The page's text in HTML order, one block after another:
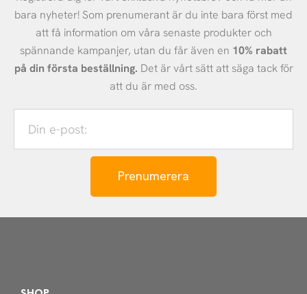
bara nyheter! Som prenumerant är du inte bara först med
att få information om våra senaste produkter och
spännande kampanjer, utan du får även en 10% rabatt
på din första beställning. Det är vårt sätt att säga tack för
att du är med oss.
Prenumerera